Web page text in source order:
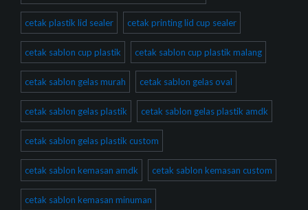
cetak plastik lid sealer cetak printing lid cup sealer
cetak sablon cup plastik cetak sablon cup plastik malang
cetak sablon gelas murah cetak sablon gelas oval
cetak sablon gelas plastik cetak sablon gelas plastik amdk
cetak sablon gelas plastik custom
cetak sablon kemasan amdk cetak sablon kemasan custom
cetak sablon kemasan minuman